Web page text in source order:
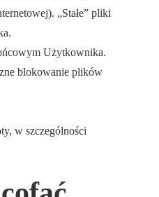
„Stałe” pliki
Użytkownika.
blokowanie plików
w szczególności